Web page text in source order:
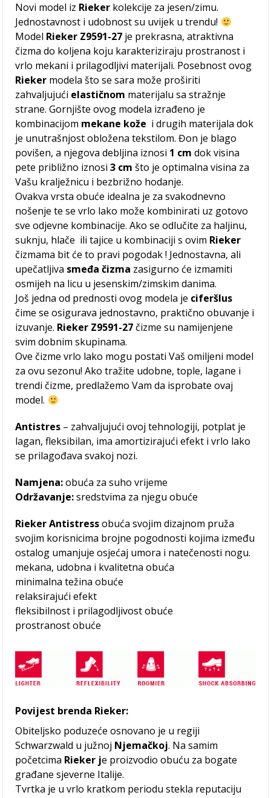
Novi model iz Rieker kolekcije za jesen/zimu.
Jednostavnost i udobnost su uvijek u trendu!
Model Rieker Z9591-27 je prekrasna, atraktivna
čizma do koljena koju karakteriziraju prostranost i
vrlo mekani i prilagodljivi materijali. Posebnost ovog
Rieker modela što se sara može proširiti
zahvaljujući elastičnom materijalu sa stražnje
strane. Gornjište ovog modela izrađeno je
kombinacijom mekane kože i drugih materijala dok
je unutrašnjost obložena tekstilom. Đon je blago
povišen, a njegova debljina iznosi 1 cmdok visina
pete približno iznosi3 cm što je optimalna visina za
Vašu kralježnicu i bezbrižno hodanje.
Ovakva vrsta obuće idealna je za svakodnevno
nošenje te se vrlo lako može kombinirati uz gotovo
sve odjevne kombinacije. Ako se odlučite za haljinu,
suknju, hlače ili tajice u kombinaciji s ovim Rieker
čizmama bit će to pravi pogodak ! Jednostavna, ali
upečatljiva smeđa čizma zasigurno će izmamiti
osmijeh na licu u jesenskim/zimskim danima.
Još jedna od prednosti ovog modela je ciferšlus
čime se osigurava jednostavno, praktično obuvanje i
izuvanje. Rieker Z9591-27 čizme su namijenjene
svim dobnim skupinama.
Ove čizme vrlo lako mogu postati Vaš omiljeni model
za ovu sezonu! Ako tražite udobne, tople, lagane i
trendi čizme, predlažemo Vam da isprobate ovaj
model.
Antistres – zahvaljujući ovoj tehnologiji, potplat je
lagan, fleksibilan, ima amortizirajući efekt i vrlo lako
se prilagođava svakoj nozi.
Namjena:obuća za suho vrijeme
Održavanje:sredstvima za njegu obuće
Rieker Antistressobuća svojim dizajnom pruža
svojim korisnicima brojne pogodnosti kojima između
ostalog umanjuje osjećaj umora i natečenosti nogu.
mekana, udobna i kvalitetna obuća
minimalna težina obuće
relaksirajući efekt
fleksibilnost i prilagodljivost obuće
prostranost obuće
Povijest brenda Rieker:
Obiteljsko poduzeće osnovano je u regiji
Schwarzwald u južnoj Njemačkoj. Na samim
početcima Rieker je proizvodio obuću za bogate
građane sjeverne Italije.
Tvrtka je u vrlo kratkom periodu stekla reputaciju